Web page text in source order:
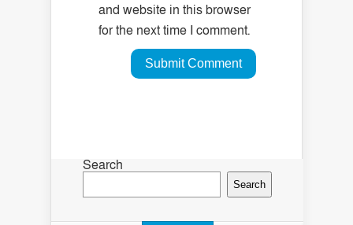
and website in this browser
for the next time I comment.
Search
Search